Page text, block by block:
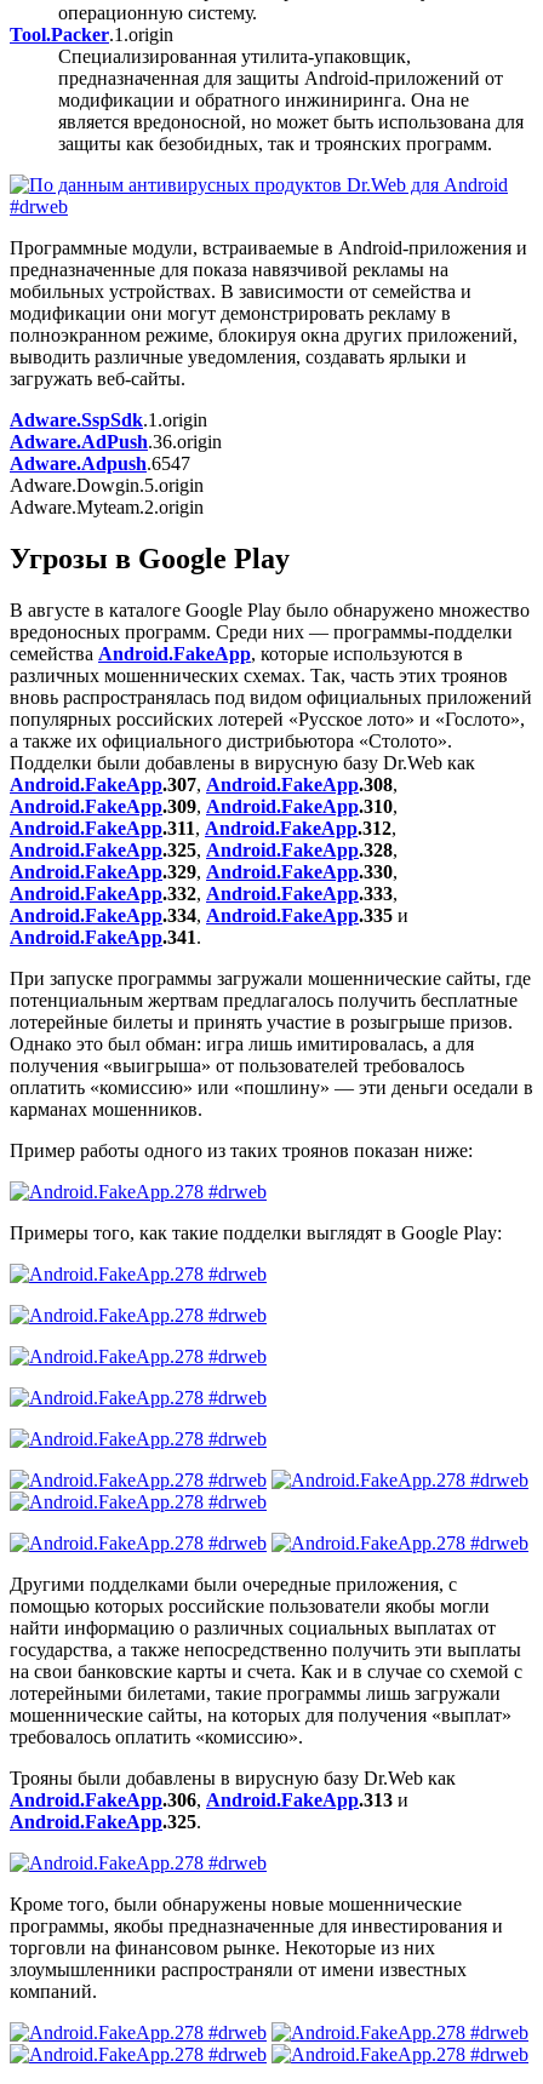
операционную систему.
Tool.Packer.1.origin
Специализированная утилита-упаковщик,
предназначенная для защиты Android-приложений от
модификации и обратного инжиниринга. Она не
является вредоносной, но может быть использована для
защиты как безобидных, так и троянских программ.
Программные модули, встраиваемые в Android-приложения и
предназначенные для показа навязчивой рекламы на
мобильных устройствах. В зависимости от семейства и
модификации они могут демонстрировать рекламу в
полноэкранном режиме, блокируя окна других приложений,
выводить различные уведомления, создавать ярлыки и
загружать веб-сайты.
Adware.SspSdk.1.origin
Adware.AdPush.36.origin
Adware.Adpush.6547
Adware.Dowgin.5.origin
Adware.Myteam.2.origin
Угрозы в Google Play
В августе в каталоге Google Play было обнаружено множество
вредоносных программ. Среди них — программы-подделки
семейства Android.FakeApp, которые используются в
различных мошеннических схемах. Так, часть этих троянов
вновь распространялась под видом официальных приложений
популярных российских лотерей «Русское лото» и «Гослото»,
а также их официального дистрибьютора «Столото».
Подделки были добавлены в вирусную базу Dr.Web как
Android.FakeApp.307, Android.FakeApp.308,
Android.FakeApp.309, Android.FakeApp.310,
Android.FakeApp.311, Android.FakeApp.312,
Android.FakeApp.325, Android.FakeApp.328,
Android.FakeApp.329, Android.FakeApp.330,
Android.FakeApp.332, Android.FakeApp.333,
Android.FakeApp.334, Android.FakeApp.335 и
Android.FakeApp.341.
При запуске программы загружали мошеннические сайты, где
потенциальным жертвам предлагалось получить бесплатные
лотерейные билеты и принять участие в розыгрыше призов.
Однако это был обман: игра лишь имитировалась, а для
получения «выигрыша» от пользователей требовалось
оплатить «комиссию» или «пошлину» — эти деньги оседали в
карманах мошенников.
Пример работы одного из таких троянов показан ниже:
Примеры того, как такие подделки выглядят в Google Play:
Другими подделками были очередные приложения, с
помощью которых российские пользователи якобы могли
найти информацию о различных социальных выплатах от
государства, а также непосредственно получить эти выплаты
на свои банковские карты и счета. Как и в случае со схемой с
лотерейными билетами, такие программы лишь загружали
мошеннические сайты, на которых для получения «выплат»
требовалось оплатить «комиссию».
Трояны были добавлены в вирусную базу Dr.Web как
Android.FakeApp.306, Android.FakeApp.313 и
Android.FakeApp.325.
Кроме того, были обнаружены новые мошеннические
программы, якобы предназначенные для инвестирования и
торговли на финансовом рынке. Некоторые из них
злоумышленники распространяли от имени известных
компаний.